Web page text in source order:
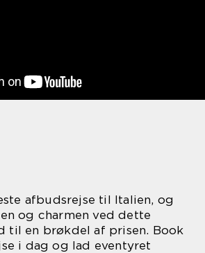
afbudsrejse til Italien, og
og charmen ved dette
til en brøkdel af prisen. Book
i dag og lad eventyret